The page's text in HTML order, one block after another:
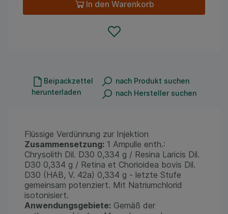
In den Warenkorb
Beipackzettel
herunterladen
nach Produkt suchen
nach Hersteller suchen
Flüssige Verdünnung zur Injektion
Zusammensetzung: 1 Ampulle enth.:
Chrysolith Dil. D30 0,334 g / Resina Laricis Dil.
D30 0,334 g / Retina et Chorioidea bovis Dil.
D30 (HAB, V. 42a) 0,334 g - letzte Stufe
gemeinsam potenziert. Mit Natriumchlorid
isotonisiert.
Anwendungsgebiete: Gemäß der